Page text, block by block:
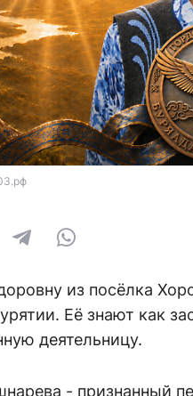
из посёлка
Её знают как
деятельницу.
- признанный